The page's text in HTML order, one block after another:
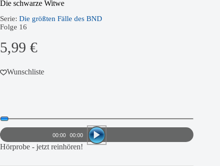
Die schwarze Witwe
Serie: Die größten Fälle des BND
Folge 16
5,99 €
Wunschliste
Audio-
Player
00:00 00:00
Hörprobe - jetzt reinhören!